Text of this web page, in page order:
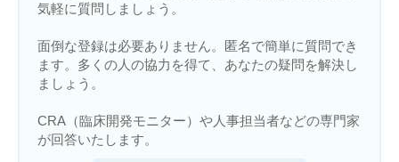
気軽に質問しましょう。
面倒な登録は必要ありません。匿名で簡単に質問でき
ます。多くの人の協力を得て、あなたの疑問を解決し
ましょう。
CRA（臨床開発モニター）や人事担当者などの専門家
が回答いたします。